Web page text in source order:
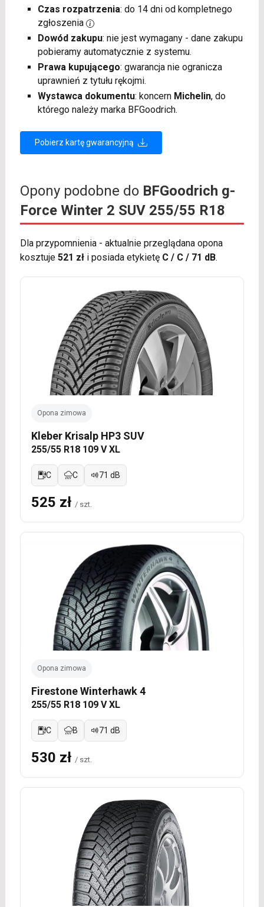
Czas rozpatrzenia: do 14 dni od kompletnego
zgłoszenia
Dowód zakupu: nie jest wymagany - dane zakupu
pobieramy automatycznie z systemu.
Prawa kupującego: gwarancja nie ogranicza
uprawnień z tytułu rękojmi.
Wystawca dokumentu: koncern Michelin, do
którego należy marka BFGoodrich.
Pobierz kartę gwarancyjną
Opony podobne do BFGoodrich g-
Force Winter 2 SUV 255/55 R18
Dla przypomnienia - aktualnie przeglądana opona
kosztuje 521 złi posiada etykietę C / C / 71 dB.
Opona zimowa
Kleber Krisalp HP3 SUV
255/55 R18 109 V XL
C C 71 dB
525 zł / szt.
Opona zimowa
Firestone Winterhawk 4
255/55 R18 109 V XL
C B 71 dB
530 zł / szt.